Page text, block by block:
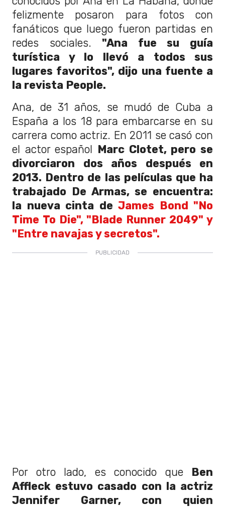
felizmente posaron para fotos con
fanáticos que luego fueron partidas en
redes sociales."Ana fue su guía
turística y lo llevó a todos sus
lugares favoritos", dijo una fuente a
la revista People.
Ana, de 31 años, se mudó de Cuba a
España a los 18 para embarcarse en su
carrera como actriz. En 2011 se casó con
el actor español Marc Clotet, pero se
divorciaron dos años después en
2013. Dentro de las películas que ha
trabajado De Armas, se encuentra:
la nueva cinta de James Bond "No
Time To Die", "Blade Runner 2049" y
"Entre navajas y secretos".
Por otro lado, es conocido que Ben
Affleck estuvo casado con la actriz
Jennifer Garner, con quien